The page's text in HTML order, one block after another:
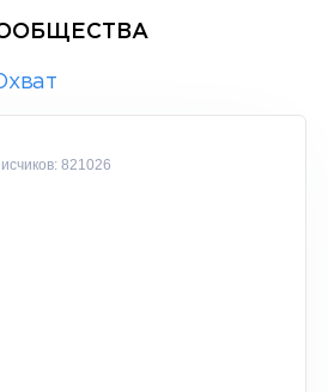
821026